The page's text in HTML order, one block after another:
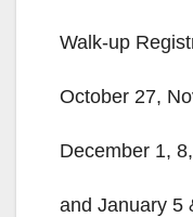
Walk-up
October 27,
December 1,
and January 5